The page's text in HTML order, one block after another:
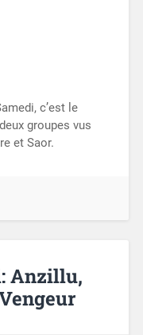
c’est le
groupes vus
et Saor.
Anzillu,